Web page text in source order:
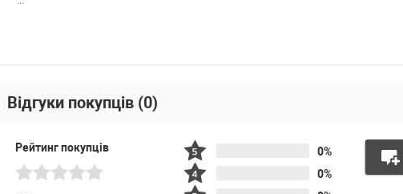
Відгуки покупців (0)
Рейтинг покупців
0%
0%